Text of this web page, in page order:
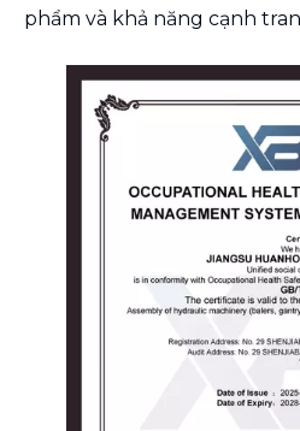
phẩm và khả năng cạnh